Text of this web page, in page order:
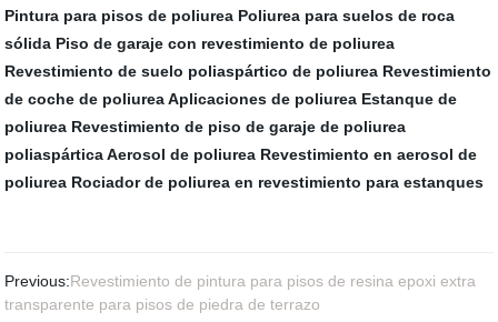
Pintura para pisos de poliurea Poliurea para suelos de roca
sólida Piso de garaje con revestimiento de poliurea
Revestimiento de suelo poliaspártico de poliurea Revestimiento
de coche de poliurea Aplicaciones de poliurea Estanque de
poliurea Revestimiento de piso de garaje de poliurea
poliaspártica Aerosol de poliurea Revestimiento en aerosol de
poliurea Rociador de poliurea en revestimiento para estanques
Previous:Revestimiento de pintura para pisos de resina epoxi extra
transparente para pisos de piedra de terrazo